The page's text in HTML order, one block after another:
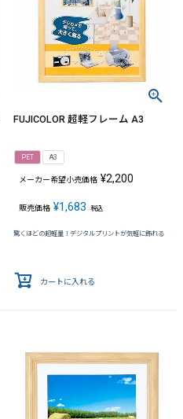
FUJICOLOR 超軽フレーム A3
PET A3
メーカー希望小売価格 ¥2,200
販売価格 ¥1,683 税込
驚くほどの超軽量！デジタルプリントが気軽に飾れる
カートに入れる